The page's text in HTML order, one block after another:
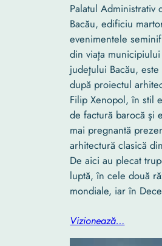
Palatul Administrativ
Bacău, edificiu
evenimentele
din viaţa
judeţului Bacău,
după proiectul
Filip Xenopol, în stil
de factură barocă şi
mai pregnantă
arhitectură clasică
De aici au plecat
luptă, în cele două
mondiale, iar în
Vizionează…